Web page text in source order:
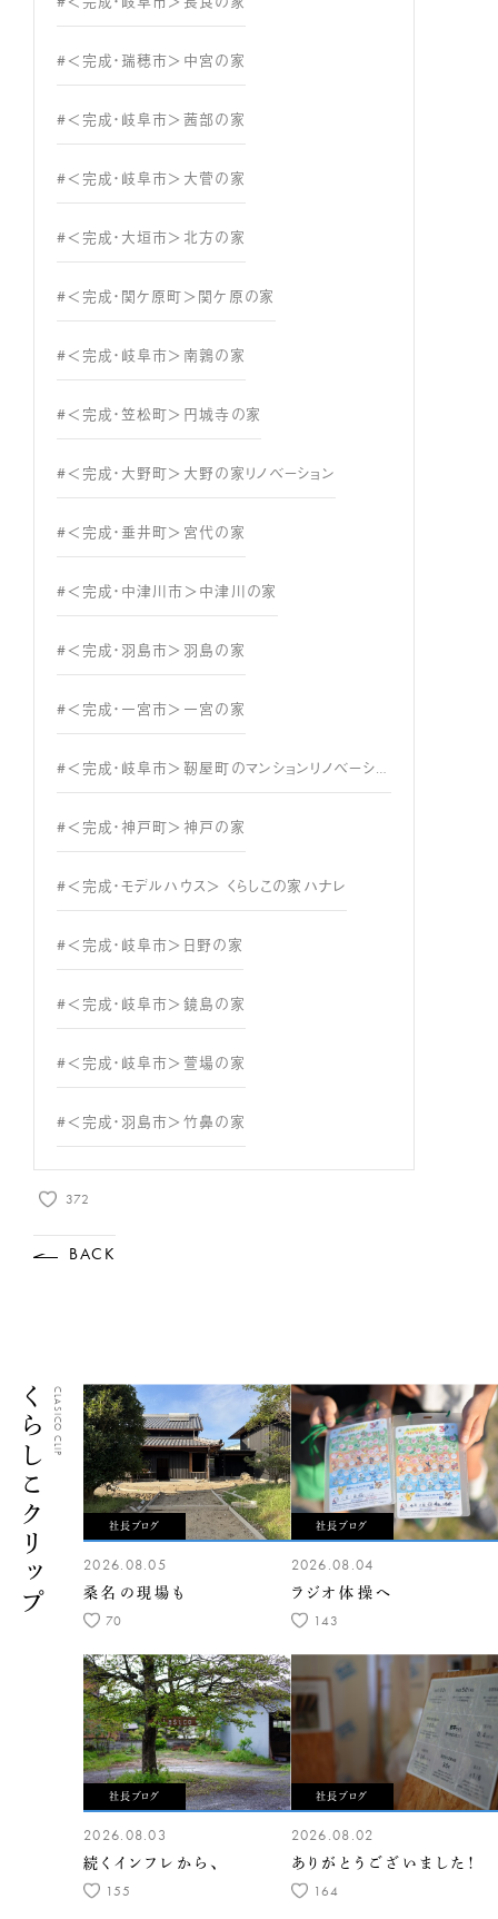
#＜完成・瑞穂市＞中宮の家
#＜完成・岐阜市＞茜部の家
#＜完成・岐阜市＞大菅の家
#＜完成・大垣市＞北方の家
#＜完成・関ケ原町＞関ケ原の家
#＜完成・岐阜市＞南鶉の家
#＜完成・笠松町＞円城寺の家
#＜完成・大野町＞大野の家リノベーション
#＜完成・垂井町＞宮代の家
#＜完成・中津川市＞中津川の家
#＜完成・羽島市＞羽島の家
#＜完成・一宮市＞一宮の家
#＜完成・岐阜市＞靭屋町のマンションリノベーション
#＜完成・神戸町＞神戸の家
#＜完成・モデルハウス＞ くらしこの家ハナレ
#＜完成・岐阜市＞日野の家
#＜完成・岐阜市＞鏡島の家
#＜完成・岐阜市＞萱場の家
#＜完成・羽島市＞竹鼻の家
372
BACK
くらしこクリップCLASICO CLIP
社長ブログ
2026.08.05
桑名の現場も
70
社長ブログ
2026.08.04
ラジオ体操へ
143
社長ブログ
2026.08.03
続くインフレから、
155
社長ブログ
2026.08.02
ありがとうございました！
164